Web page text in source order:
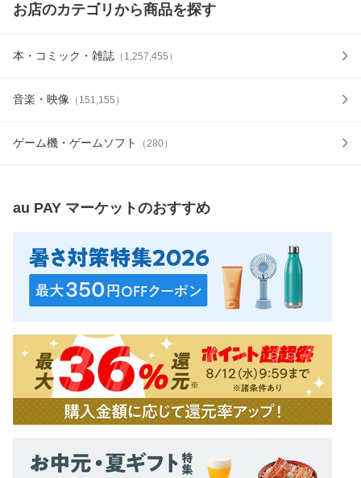
お店のカテゴリから商品を探す
本・コミック・雑誌 （ 1,257,455 ）
音楽・映像 （ 151,155 ）
ゲーム機・ゲームソフト （280）
au PAY マーケットのおすすめ